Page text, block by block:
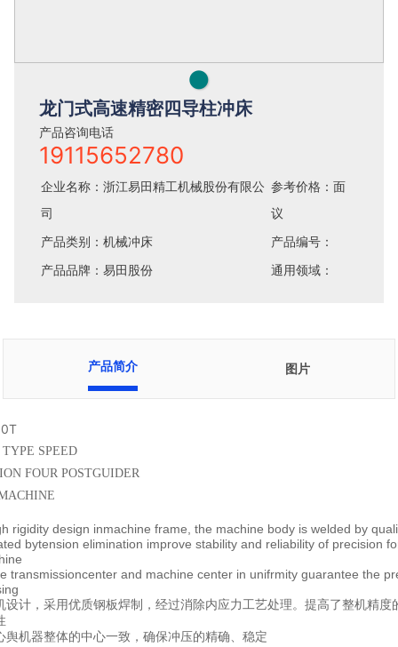
●
龙门式高速精密四导柱冲床
产品咨询电话
19115652780
企业名称：浙江易田精工机械股份有限公
司
参考价格：面
议
产品类别：机械冲床
产品编号：
产品品牌：易田股份
通用领域：
产品简介 图片
SPEED
FOUR POSTGUIDER
rigidity design inmachine frame, the machine body is welded by
bytension elimination improve stability and reliability of precision
transmissioncenter and machine center in unifrmity guarantee the
设计，采用优质钢板焊制，经过消除内应力工艺处理。提高了整机精度
舆机器整体的中心一致，确保冲压的精确、稳定